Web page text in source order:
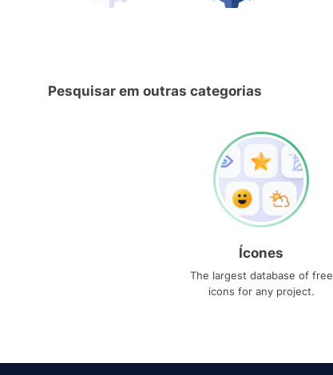
Pesquisar em outras categorias
Ícones
The largest database of free
icons for any project.